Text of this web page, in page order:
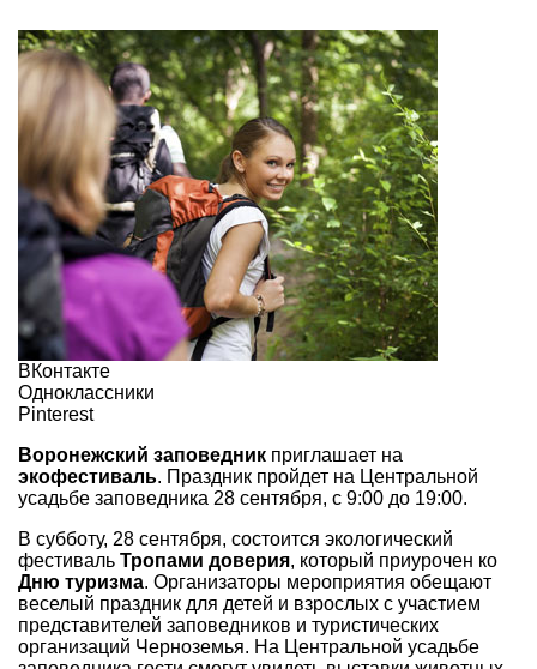
ВКонтакте
Одноклассники
Pinterest
Воронежский заповедник приглашает на
экофестиваль. Праздник пройдет на Центральной
усадьбе заповедника 28 сентября, с 9:00 до 19:00.
В субботу, 28 сентября, состоится экологический
фестиваль Тропами доверия, который приурочен ко
Дню туризма. Организаторы мероприятия обещают
веселый праздник для детей и взрослых с участием
представителей заповедников и туристических
организаций Черноземья. На Центральной усадьбе